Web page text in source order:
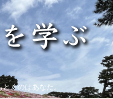
くのはあなた。